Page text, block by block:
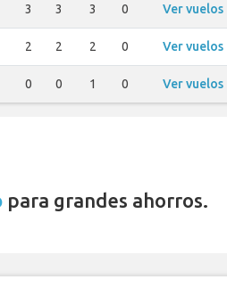
3 3 3 0 Ver vuelos
2 2 2 0 Ver vuelos
0 0 1 0 Ver vuelos
para grandes ahorros.